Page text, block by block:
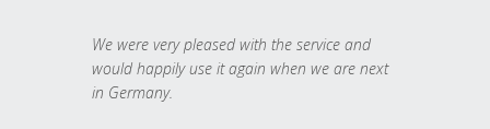
We were very pleased with the service and
would happily use it again when we are next
in Germany.